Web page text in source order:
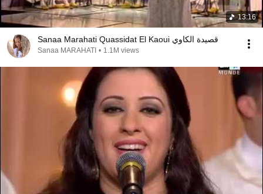
13:16
Sanaa Marahati Quassidat El Kaoui قصيدة الكاوي
Sanaa MARAHATI • 1.1M views